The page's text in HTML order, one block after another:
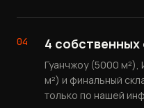
04 4 собственных
Гуанчжоу (5000
м²) и финальный
только по нашей